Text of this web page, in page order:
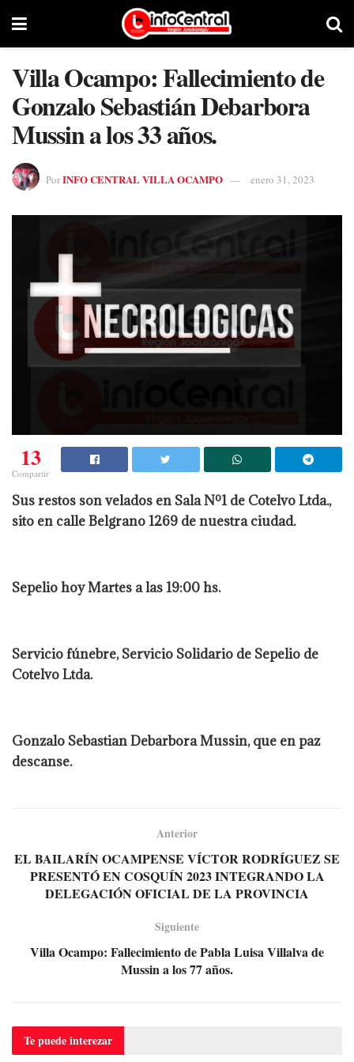
Villa Ocampo: Fallecimiento de
Gonzalo Sebastián Debarbora
Mussin a los 33 años.
PorINFO CENTRAL VILLA OCAMPO enero 31, 2023
13
Compartir
Sus restos son velados en Sala Nº1 de Cotelvo Ltda.,
sito en calle Belgrano 1269 de nuestra ciudad.
Sepelio hoy Martes a las 19:00 hs.
Servicio fúnebre, Servicio Solidario de Sepelio de
Cotelvo Ltda.
Gonzalo Sebastian Debarbora Mussin, que en paz
descanse.
Anterior
EL BAILARÍN OCAMPENSE VÍCTOR RODRÍGUEZ SE
PRESENTÓ EN COSQUÍN 2023 INTEGRANDO LA
DELEGACIÓN OFICIAL DE LA PROVINCIA
Siguiente
Villa Ocampo: Fallecimiento de Pabla Luisa Villalva de
Mussin a los 77 años.
Te puedeinterezar